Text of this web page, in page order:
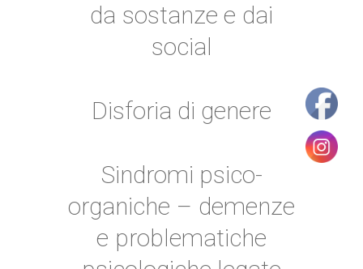
da sostanze e dai
social
Disforia di genere
Sindromi psico-
organiche – demenze
e problematiche